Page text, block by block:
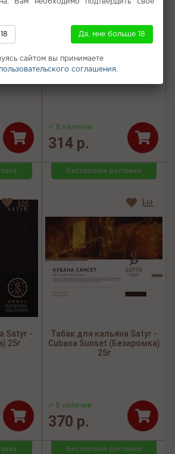
Deus -
Табак для кальяна Deus -
Raspberry (Малина) 30г
✓ В наличии
314 р.
Satyr -
25г
Бесплатная доставка
Табак для кальяна Satyr -
Cubana Sunset (Безаромка)
25г
✓ В наличии
370 р.
Бесплатная доставка
Вам необходимо подтвердить свое
Да, мне больше 18
сайтом вы принимаете
соглашения.